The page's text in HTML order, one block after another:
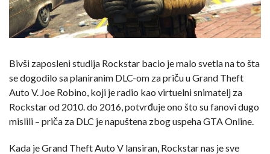
Bivši zaposleni studija Rockstar bacio je malo svetla na to šta
se dogodilo sa planiranim DLC-om za priču u Grand Theft
Auto V. Joe Robino, koji je radio kao virtuelni snimatelj za
Rockstar od 2010. do 2016, potvrđuje ono što su fanovi dugo
mislili – priča za DLC je napuštena zbog uspeha GTA Online.
Kada je Grand Theft Auto V lansiran, Rockstar nas je sve